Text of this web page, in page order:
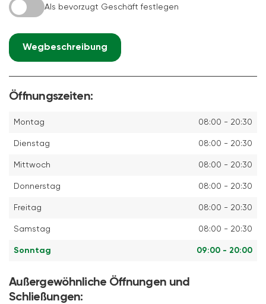
Als bevorzugt Geschäft festlegen
Wegbeschreibung
Öffnungszeiten:
Montag 08:00 - 20:30
Dienstag 08:00 - 20:30
Mittwoch 08:00 - 20:30
Donnerstag 08:00 - 20:30
Freitag 08:00 - 20:30
Samstag 08:00 - 20:30
Sonntag 09:00 - 20:00
Außergewöhnliche Öffnungen und
Schließungen: